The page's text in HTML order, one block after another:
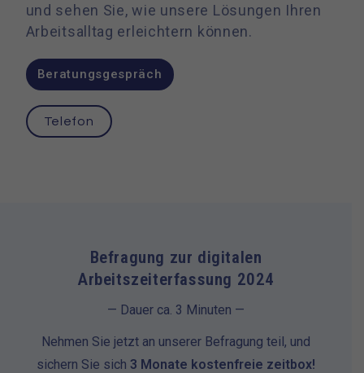
und sehen Sie, wie unsere Lösungen Ihren
Arbeitsalltag erleichtern können.
Beratungsgespräch
Telefon
Befragung zur digitalen
Arbeitszeiterfassung 2024
— Dauer ca. 3 Minuten —
Nehmen Sie jetzt an unserer Befragung teil, und
sichern Sie sich 3 Monate kostenfreie zeitbox!